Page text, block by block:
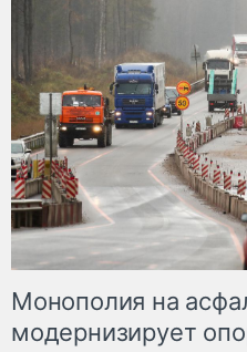
Монополия на
модернизирует